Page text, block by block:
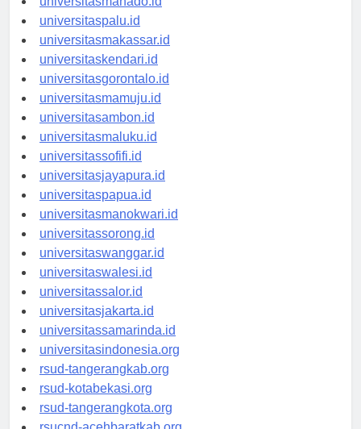
universitasmanado.id
universitaspalu.id
universitasmakassar.id
universitaskendari.id
universitasgorontalo.id
universitasmamuju.id
universitasambon.id
universitasmaluku.id
universitassofifi.id
universitasjayapura.id
universitaspapua.id
universitasmanokwari.id
universitassorong.id
universitaswanggar.id
universitaswalesi.id
universitassalor.id
universitasjakarta.id
universitassamarinda.id
universitasindonesia.org
rsud-tangerangkab.org
rsud-kotabekasi.org
rsud-tangerangkota.org